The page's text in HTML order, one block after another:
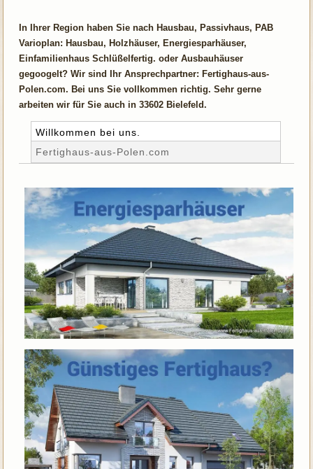
In Ihrer Region haben Sie nach Hausbau, Passivhaus, PAB
Varioplan: Hausbau, Holzhäuser, Energiesparhäuser,
Einfamilienhaus Schlüßelfertig. oder Ausbauhäuser
gegoogelt? Wir sind Ihr Ansprechpartner: Fertighaus-aus-
Polen.com. Bei uns Sie vollkommen richtig. Sehr gerne
arbeiten wir für Sie auch in 33602 Bielefeld.
Willkommen bei uns.
Fertighaus-aus-Polen.com